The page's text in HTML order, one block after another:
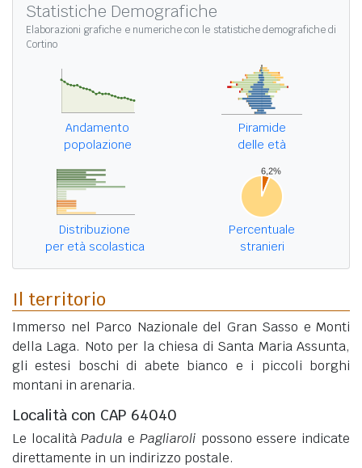
Statistiche Demografiche
Elaborazioni grafiche e numeriche con le statistiche demografiche di
Cortino
Andamento
popolazione
Piramide
delle età
Distribuzione
per età scolastica
Percentuale
stranieri
Il territorio
Immerso nel Parco Nazionale del Gran Sasso e Monti
della Laga. Noto per la chiesa di Santa Maria Assunta,
gli estesi boschi di abete bianco e i piccoli borghi
montani in arenaria.
Località con CAP 64040
Le localitàPadula e Pagliaroli possono essere indicate
direttamente in un indirizzo postale.